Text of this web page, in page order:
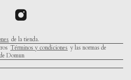
de la tienda.
Términos y condiciones y las normas de
de Domun